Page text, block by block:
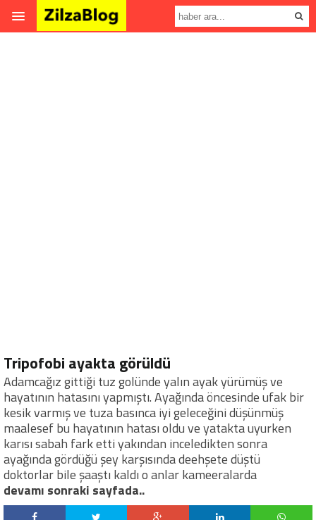
Tripofobi ayakta görüldü
Adamcağız gittiği tuz golünde yalın ayak yürümüş ve
hayatının hatasını yapmıştı. Ayağında öncesinde ufak bir
kesik varmış ve tuza basınca iyi geleceğini düşünmüş
maalesef bu hayatının hatası oldu ve yatakta uyurken
karısı sabah fark etti yakından inceledikten sonra
ayağında gördüğü şey karşısında deehşete düştü
doktorlar bile şaaştı kaldı o anlar kameeralarda
devamı sonraki sayfada..